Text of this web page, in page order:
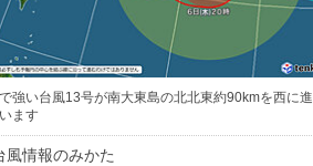
強い台風13号が南大東島の北北東約90kmを西に進
ます
風情報のみかた